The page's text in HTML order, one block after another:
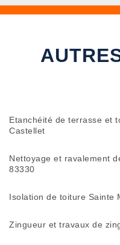
Etanchéité de terrasse et
Castellet
Nettoyage et ravalement
83330
Isolation de toiture Sainte
Zingueur et travaux de